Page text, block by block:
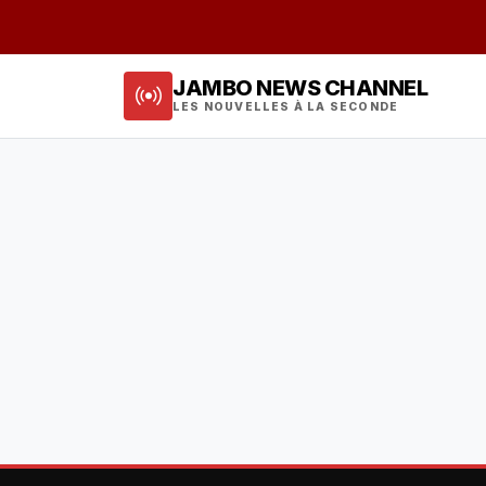
JAMBO NEWS CHANNEL
LES NOUVELLES À LA SECONDE